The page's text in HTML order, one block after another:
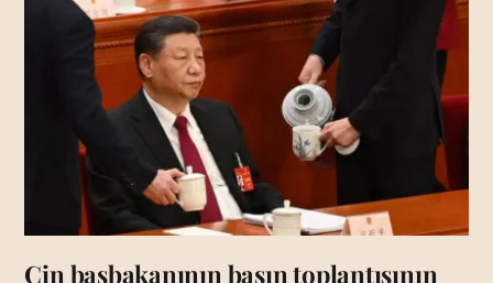
Çin başbakanının basın toplantısının